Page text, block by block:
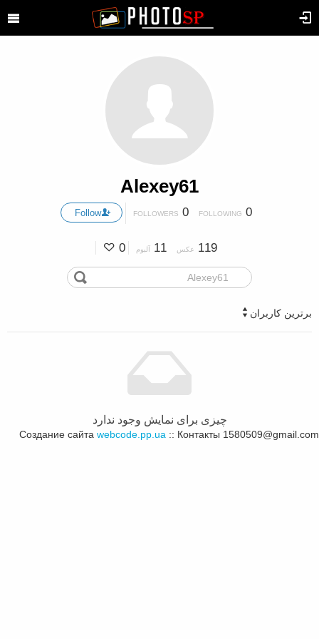
Alexey61
0
FOLLOWING
0
FOLLOWERS
Follow
119 عکس 11 آلبوم 0
برترین کاربران
چیزی برای نمایش وجود ندارد
Создание сайта webcode.pp.ua :: Контакты 1580509@gmail.com